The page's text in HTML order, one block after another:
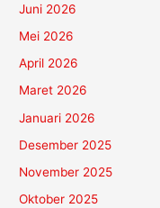
Juni 2026
Mei 2026
April 2026
Maret 2026
Januari 2026
Desember 2025
November 2025
Oktober 2025